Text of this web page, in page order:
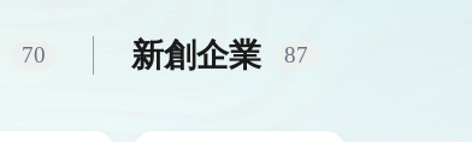
70 新創企業 87